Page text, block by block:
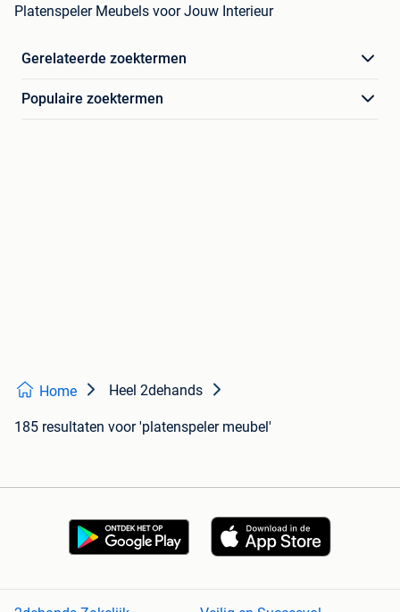
Platenspeler Meubels voor Jouw Interieur
Gerelateerde zoektermen
Populaire zoektermen
Home Heel 2dehands
185 resultaten voor 'platenspeler meubel'